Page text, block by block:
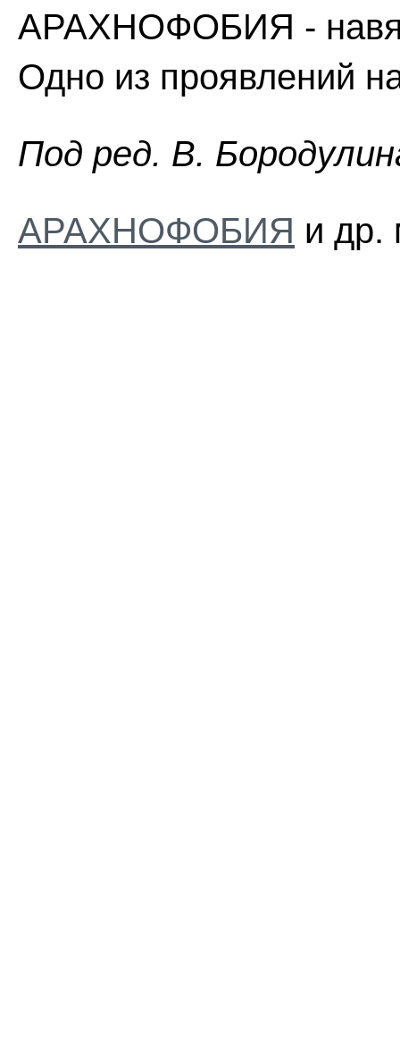
АРАХНОФОБИЯ -
Одно из проявлений
Пoд peд. B.
АРАХНОФОБИЯ и др.